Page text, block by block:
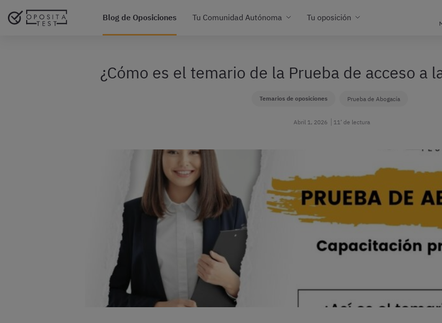
Blog de Oposiciones Tu Comunidad Autónoma Tu oposición
¿Cómo es el temario de la Prueba de acceso a
Temarios de oposiciones Prueba de Abogacía
Abril 1, 2026 11’ de lectura